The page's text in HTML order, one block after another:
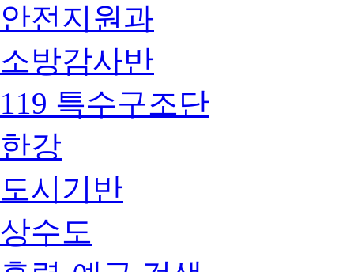
안전지원과
소방감사반
119 특수구조단
한강
도시기반
상수도